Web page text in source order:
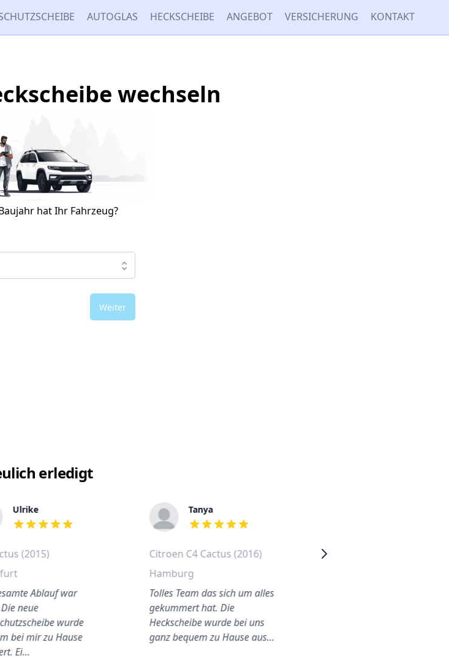
AUTOGLAS HECKSCHEIBE ANGEBOT VERSICHERUNG KONTAKT
wechseln
hat Ihr Fahrzeug?
Weiter
erledigt
Ulrike
out of 5 stars
(2015)
Ablauf war
neue
wurde
bei mir zu Hause
Ei…
Tanya
out of 5 stars
Citroen C4 Cactus (2016)
Hamburg
Tolles Team das sich um alles
gekummert hat. Die
Heckscheibe wurde bei uns
ganz bequem zu Hause aus…
Citroen Berlingo